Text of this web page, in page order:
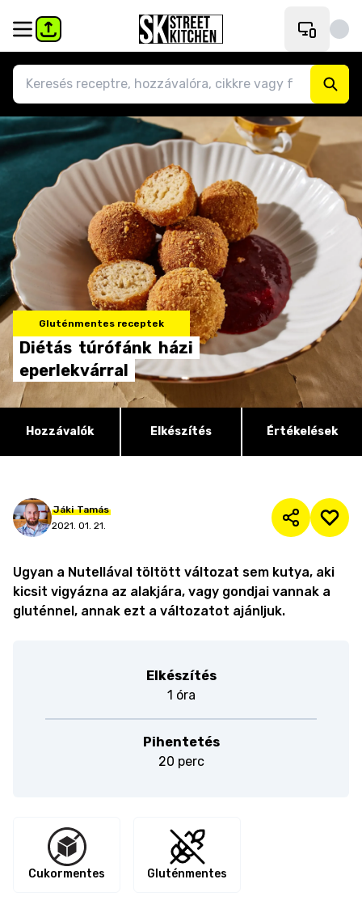
Gluténmentes receptek
Diétás túrófánk házi
eperlekvárral
Hozzávalók Elkészítés Értékelések
Jáki Tamás
2021. 01. 21.
Ugyan a Nutellával töltött változat sem kutya, aki
kicsit vigyázna az alakjára, vagy gondjai vannak a
gluténnel, annak ezt a változatot ajánljuk.
Elkészítés
1 óra
Pihentetés
20 perc
Cukormentes Gluténmentes